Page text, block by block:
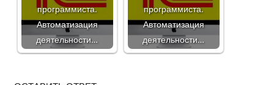
программиста.
Автоматизация
деятельности…
программиста.
Автоматизация
деятельности…